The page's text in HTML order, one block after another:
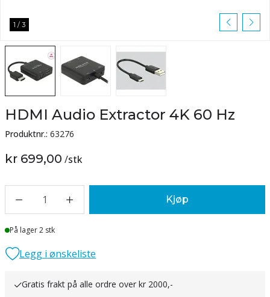
1 / 3
HDMI Audio Extractor 4K 60 Hz
Produktnr.: 63276
kr 699,00 /stk
1 Kjøp
Lager
På lager 2 stk
Legg i ønskeliste
Gratis frakt på alle ordre over kr 2000,-